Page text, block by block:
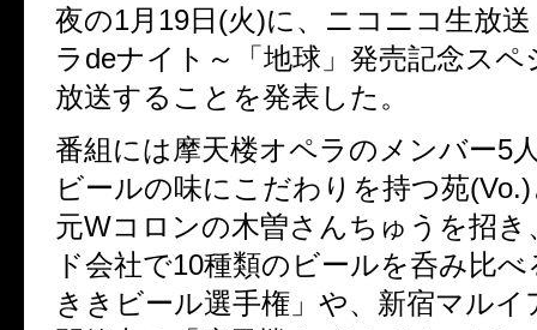
夜の1月19日(火)に、ニコニコ生放
ラdeナイト～「地球」発売記念ス
放送することを発表した。
番組には摩天楼オペラのメンバー5
ビールの味にこだわりを持つ苑
元Wコロンの木曽さんちゅうを招き
ド会社で10種類のビールを呑み比
ききビール選手権」や、新宿マル